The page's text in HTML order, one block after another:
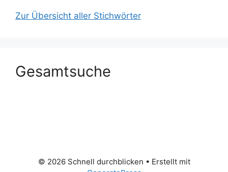
Zur Übersicht aller Stichwörter
Gesamtsuche
© 2026 Schnell durchblicken • Erstellt mit